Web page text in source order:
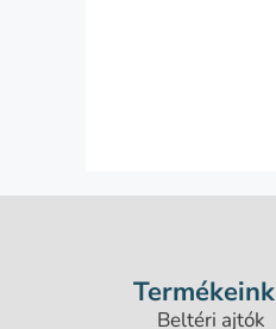
Termékeink
Beltéri ajtók